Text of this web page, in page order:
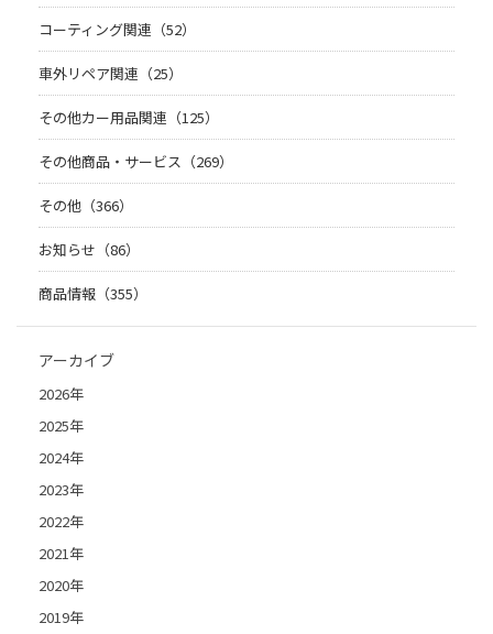
コーティング関連（52）
車外リペア関連（25）
その他カー用品関連（125）
その他商品・サービス（269）
その他（366）
お知らせ（86）
商品情報（355）
アーカイブ
2026年
2025年
2024年
2023年
2022年
2021年
2020年
2019年